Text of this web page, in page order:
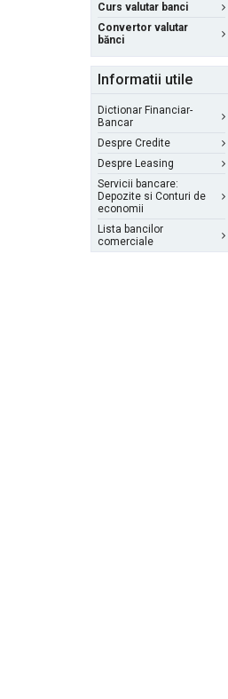
Curs valutar banci
Convertor valutar
bănci
Informatii utile
Dictionar Financiar-
Bancar
Despre Credite
Despre Leasing
Servicii bancare:
Depozite si Conturi de
economii
Lista bancilor
comerciale